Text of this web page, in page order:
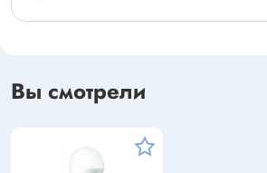
Вы смотрели